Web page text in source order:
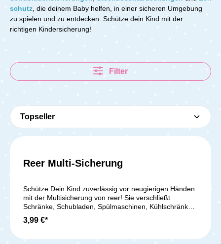
schutz , die deinem Baby helfen, in einer sicheren Umgebung
zu spielen und zu entdecken. Schütze dein Kind mit der
richtigen Kindersicherung!
Filter
Reer Multi-Sicherung
Schütze Dein Kind zuverlässig vor neugierigen Händen
mit der Multisicherung von reer! Sie verschließt
Schränke, Schubladen, Spülmaschinen, Kühlschränke
und Mikrowellen sicher, sodass gefährliche
Gegenstände wie Messer oder Reinigungsmittel
3,99 €*